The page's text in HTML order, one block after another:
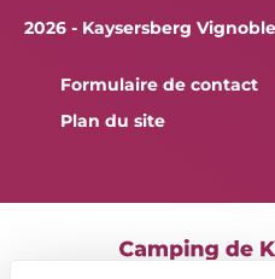
2026 - Kaysersberg Vignoble
Formulaire de contact
Plan du site